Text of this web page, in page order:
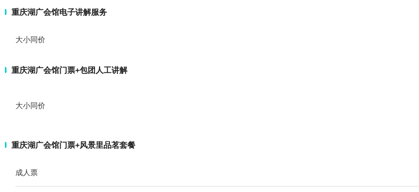
重庆湖广会馆电子讲解服务
大小同价
重庆湖广会馆门票+包团人工讲解
大小同价
重庆湖广会馆门票+风景里品茗套餐
成人票